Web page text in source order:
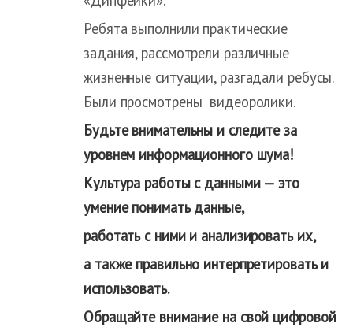
Ребята выполнили практические
задания, рассмотрели различные
жизненные ситуации, разгадали ребусы.
Были просмотрены видеоролики.
Будьте внимательны и следите за
уровнем информационного шума!
Культура работы с данными — это
умение понимать данные,
работать с ними и анализировать их,
а также правильно интерпретировать и
использовать.
Обращайте внимание на свой цифровой